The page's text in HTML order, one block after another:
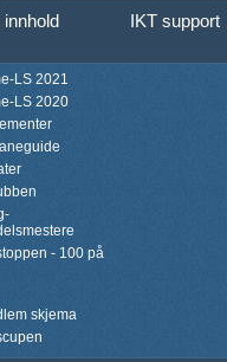
innhold IKT support
LS 2021
LS 2020
- 100 på
skjema